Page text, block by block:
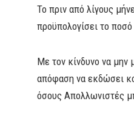
Το πριν από λίγους
προϋπολογίσει το
Με τον κίνδυνο να μην
απόφαση να εκδώσει
όσους Απολλωνιστές